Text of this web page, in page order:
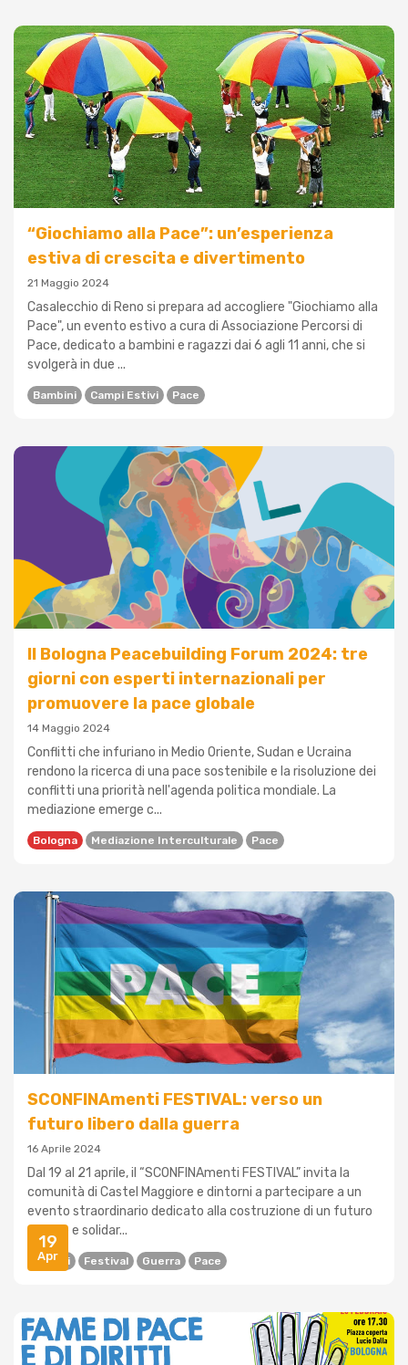
“Giochiamo alla Pace”: un’esperienza
estiva di crescita e divertimento
21 Maggio 2024
Casalecchio di Reno si prepara ad accogliere "Giochiamo alla
Pace", un evento estivo a cura di Associazione Percorsi di
Pace, dedicato a bambini e ragazzi dai 6 agli 11 anni, che si
svolgerà in due ...
Bambini Campi Estivi Pace
Il Bologna Peacebuilding Forum 2024: tre
giorni con esperti internazionali per
promuovere la pace globale
14 Maggio 2024
Conflitti che infuriano in Medio Oriente, Sudan e Ucraina
rendono la ricerca di una pace sostenibile e la risoluzione dei
conflitti una priorità nell'agenda politica mondiale. La
mediazione emerge c...
Bologna Mediazione Interculturale Pace
19
Apr
SCONFINAmenti FESTIVAL: verso un
futuro libero dalla guerra
16 Aprile 2024
Dal 19 al 21 aprile, il “SCONFINAmenti FESTIVAL” invita la
comunità di Castel Maggiore e dintorni a partecipare a un
evento straordinario dedicato alla costruzione di un futuro
di pace e solidar...
Eventi Festival Guerra Pace